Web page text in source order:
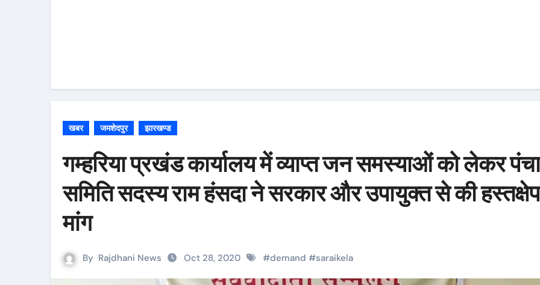
खबर जमशेदपुर झारखण्ड
गम्हरिया प्रखंड कार्यालय में व्याप्त जन समस्याओं को लेकर
समिति सदस्य राम हंसदा ने सरकार और उपायुक्त से की
मांग
By Rajdhani News Oct 28, 2020 #demand #saraikela